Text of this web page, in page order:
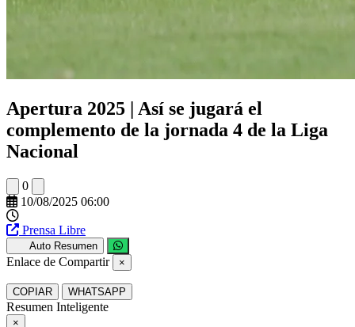
Apertura 2025 | Así se jugará el
complemento de la jornada 4 de la Liga
Nacional
0
10/08/2025 06:00
Prensa Libre
Auto Resumen
Enlace de Compartir ×
COPIAR WHATSAPP
Resumen Inteligente
×